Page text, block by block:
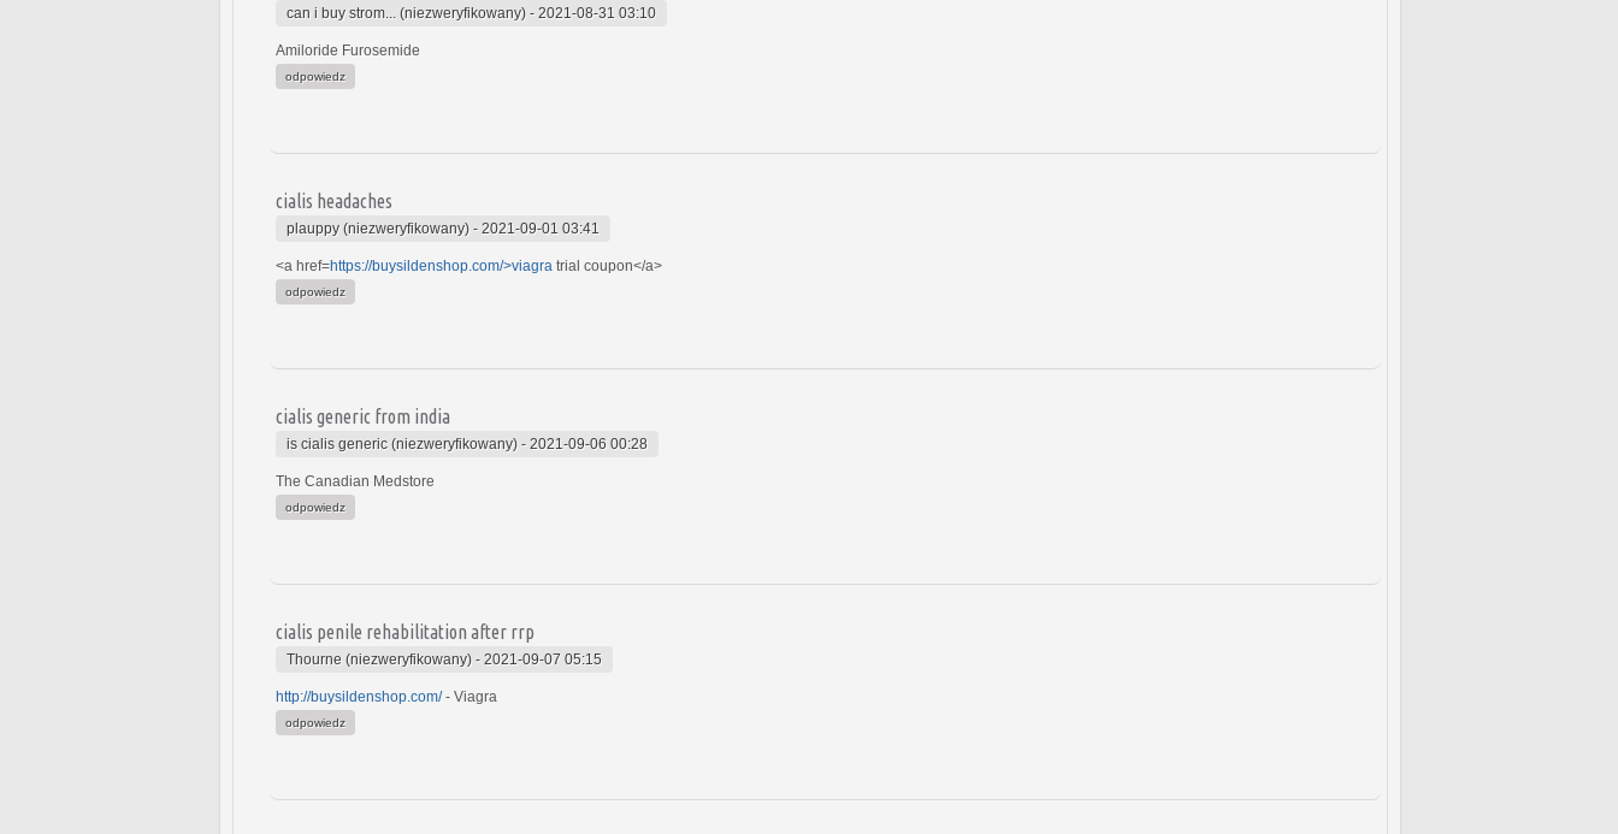
can i buy strom... (niezweryfikowany) - 2021-08-31 03:10
Amiloride Furosemide
odpowiedz
cialis headaches
plauppy (niezweryfikowany) - 2021-09-01 03:41
<a href=https://buysildenshop.com/>viagra trial coupon</a>
odpowiedz
cialis generic from india
is cialis generic (niezweryfikowany) - 2021-09-06 00:28
The Canadian Medstore
odpowiedz
cialis penile rehabilitation after rrp
Thourne (niezweryfikowany) - 2021-09-07 05:15
http://buysildenshop.com/- Viagra
odpowiedz